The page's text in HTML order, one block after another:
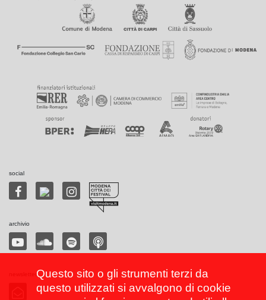
social
archivio
Questo sito o gli strumenti terzi da
questo utilizzati si avvalgono di cookie